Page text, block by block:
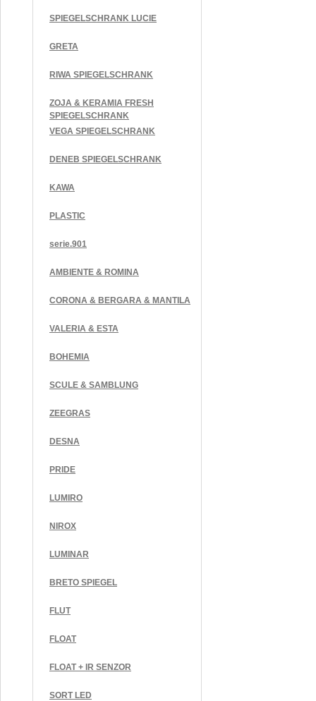
SPIEGELSCHRANK LUCIE
GRETA
RIWA SPIEGELSCHRANK
ZOJA & KERAMIA FRESH
SPIEGELSCHRANK
VEGA SPIEGELSCHRANK
DENEB SPIEGELSCHRANK
KAWA
PLASTIC
serie.901
AMBIENTE & ROMINA
CORONA & BERGARA & MANTILA
VALERIA & ESTA
BOHEMIA
SCULE & SAMBLUNG
ZEEGRAS
DESNA
PRIDE
LUMIRO
NIROX
LUMINAR
BRETO SPIEGEL
FLUT
FLOAT
FLOAT + IR SENZOR
SORT LED